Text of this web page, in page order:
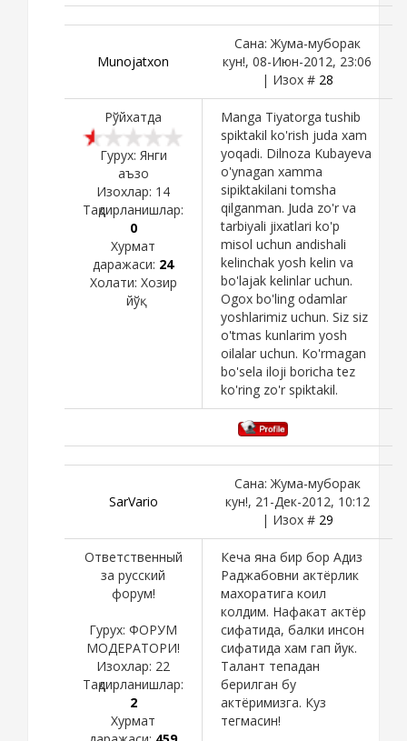
Munojatxon
Сана: Жума-муборак
кун!, 08-Июн-2012, 23:06
| Изох # 28
Рўйхатда
Гурух: Янги
аъзо
Изохлар: 14
Тақдирланишлар:
0
Хурмат
даражаси: 24
Холати: Хозир
йўқ
Manga Tiyatorga tushib
spiktakil ko'rish juda xam
yoqadi. Dilnoza Kubayeva
o'ynagan xamma
sipiktakilani tomsha
qilganman. Juda zo'r va
tarbiyali jixatlari ko'p
misol uchun andishali
kelinchak yosh kelin va
bo'lajak kelinlar uchun.
Ogox bo'ling odamlar
yoshlarimiz uchun. Siz siz
o'tmas kunlarim yosh
oilalar uchun. Ko'rmagan
bo'sela iloji boricha tez
ko'ring zo'r spiktakil.
SarVario
Сана: Жума-муборак
кун!, 21-Дек-2012, 10:12
| Изох # 29
Ответственный
за русский
форум!
Гурух: ФОРУМ
МОДЕРАТОРИ!
Изохлар: 22
Тақдирланишлар:
2
Хурмат
Кеча яна бир бор Адиз
Раджабовни актёрлик
махоратига коил
колдим. Нафакат актёр
сифатида, балки инсон
сифатида хам гап йук.
Талант тепадан
берилган бу
актёримизга. Куз
тегмасин!